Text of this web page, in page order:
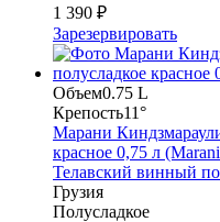
1 390 ₽
Зарезервировать
Объем0.75 L
Крепость11°
Марани
красное 0,75 л
Телавский винный
Грузия
Полусладкое